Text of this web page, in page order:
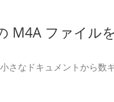
M4A ファイル
さなドキュメントから数